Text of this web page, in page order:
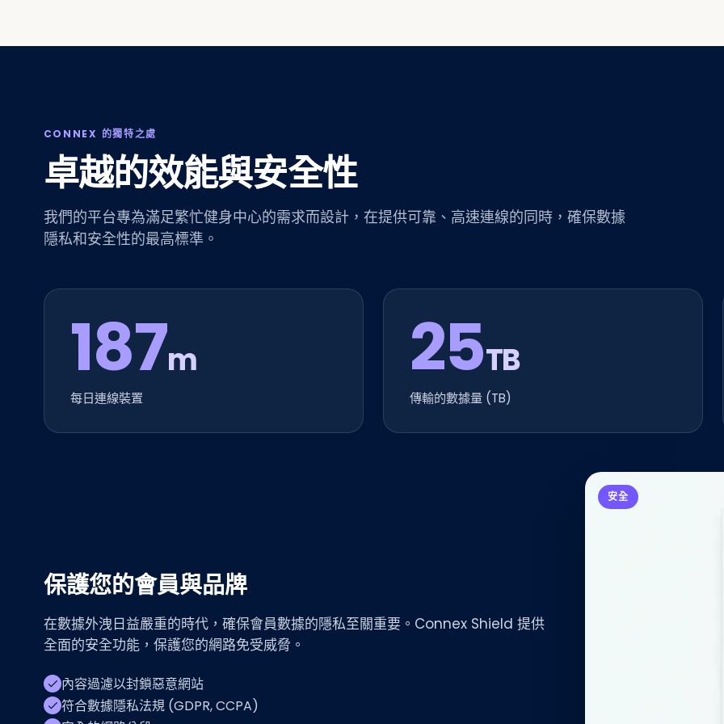
CONNEX 的獨特之處
卓越的效能與安全性
我們的平台專為滿足繁忙健身中心的需求而設計，在提供可靠、高速連線的同時，確保數據
隱私和安全性的最高標準。
187m
每日連線裝置
25TB
傳輸的數據量 (TB)
保護您的會員與品牌
在數據外洩日益嚴重的時代，確保會員數據的隱私至關重要。Connex Shield 提供
全面的安全功能，保護您的網路免受威脅。
內容過濾以封鎖惡意網站
符合數據隱私法規 (GDPR, CCPA)
安全